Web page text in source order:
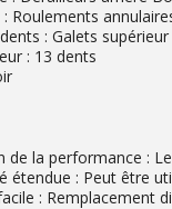
Roulements
: Galets
: 13 dents
de la performance :
étendue : Peut être
: Remplacement